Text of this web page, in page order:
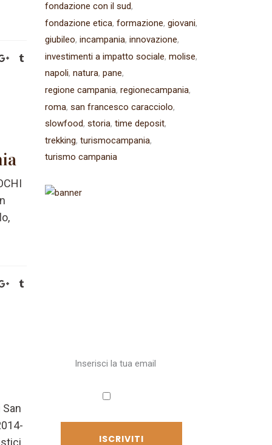
fondazione con il sud
fondazione etica formazione giovani
giubileo incampania innovazione
investimenti a impatto sociale molise
napoli natura pane
regione campania regionecampania
roma san francesco caracciolo
slowfood storia time deposit
trekking turismocampania
turismo campania